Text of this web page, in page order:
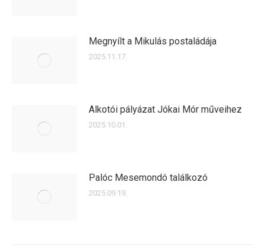
Megnyílt a Mikulás postaládája
2025.11.17.
Alkotói pályázat Jókai Mór műveihez
2025.10.01.
Palóc Mesemondó találkozó
2025.09.19.